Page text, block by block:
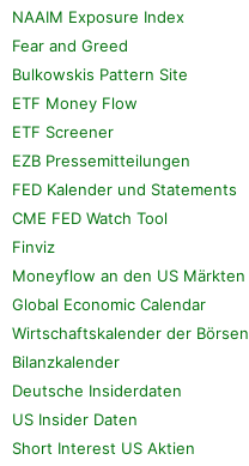
NAAIM Exposure Index
Fear and Greed
Bulkowskis Pattern Site
ETF Money Flow
ETF Screener
EZB Pressemitteilungen
FED Kalender und Statements
CME FED Watch Tool
Finviz
Moneyflow an den US Märkten
Global Economic Calendar
Wirtschaftskalender der Börsen
Bilanzkalender
Deutsche Insiderdaten
US Insider Daten
Short Interest US Aktien